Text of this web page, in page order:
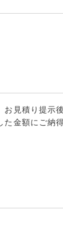
お見積り提示
た金額にご納